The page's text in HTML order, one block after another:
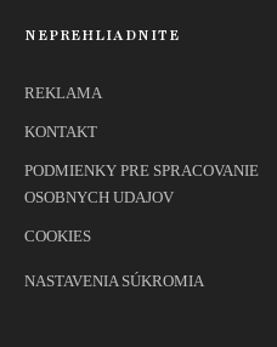
NEPREHLIADNITE
REKLAMA
KONTAKT
PODMIENKY PRE SPRACOVANIE
OSOBNYCH UDAJOV
COOKIES
NASTAVENIA SÚKROMIA